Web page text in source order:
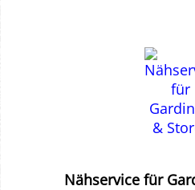
Nähservice für